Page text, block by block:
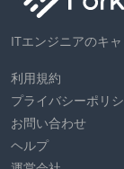
ITエンジニアのキ
利用規約
プライバシーポリ
お問い合わせ
ヘルプ